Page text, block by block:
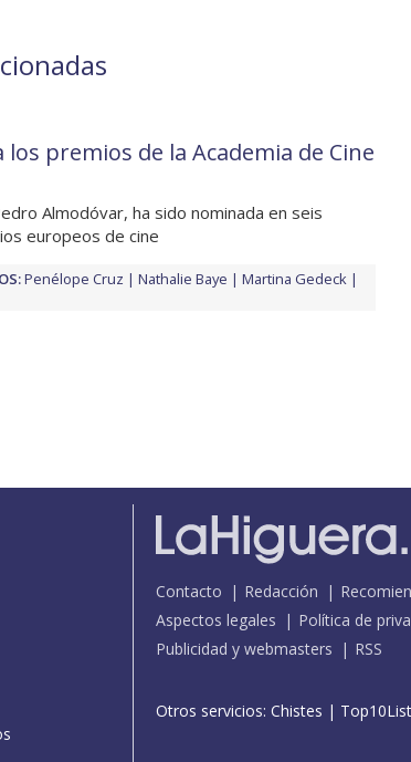
premios de la Academia de Cine
Almodóvar, ha sido nominada en seis
europeos de cine
Penélope Cruz Nathalie Baye
Martina Gedeck
Contacto Redacción
Aspectos legales
Política de
Publicidad y webmasters
RSS
Otros servicios: Chistes |